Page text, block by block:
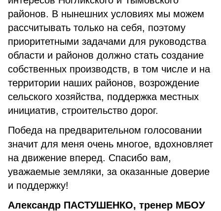
районов. В нынешних условиях мы можем
рассчитывать только на себя, поэтому
приоритетными задачами для руководства
области и районов должно стать создание
собственных производств, в том числе и на
территории наших районов, возрождение
сельского хозяйства, поддержка местных
инициатив, строительство дорог.
Победа на предварительном голосовании
значит для меня очень многое, вдохновляет
на движение вперед. Спасибо вам,
уважаемые земляки, за оказанные доверие
и поддержку!
Александр ПАСТУШЕНКО, тренер МБОУ